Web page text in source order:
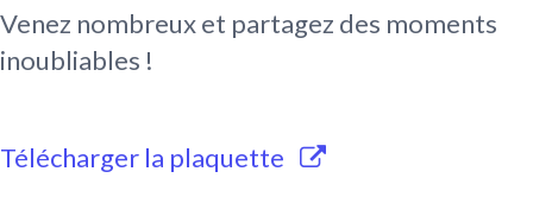
Venez nombreux et partagez des moments
inoubliables !
Télécharger la plaquette